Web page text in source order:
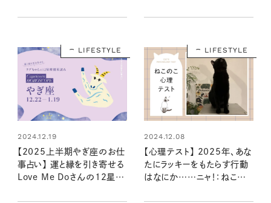
ア
LIFESTYLE
2024.12.19
【2025上半期やぎ座のお仕
事占い】 運と縁を引き寄せる
Love Me Doさんの12星座
LIFESTYLE
2024.12.08
【心理テスト】 2025年、あな
たにラッキーをもたらす行動
はなにか……ニャ！：ねこのこ